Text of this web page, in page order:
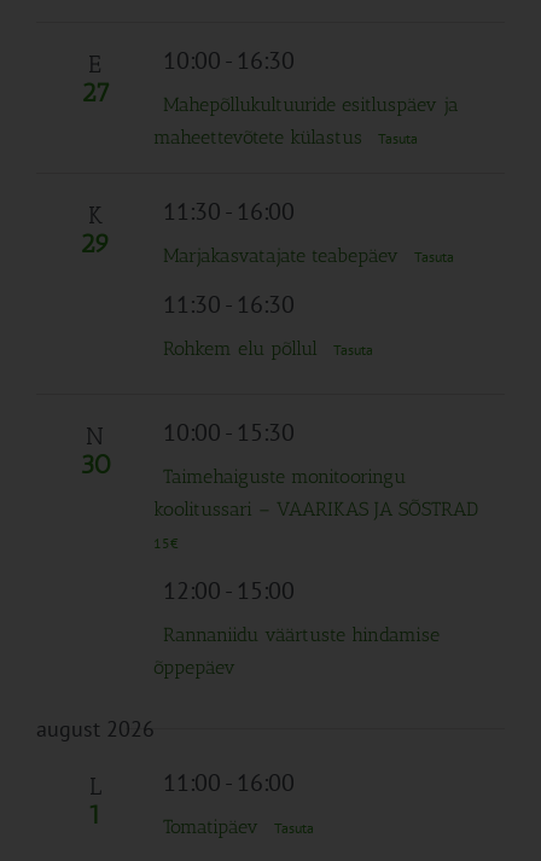
E
27
10:00- 16:30
Mahepõllukultuuride esitluspäev ja
maheettevõtete külastus
Tasuta
K
29
11:30- 16:00
Marjakasvatajate teabepäev Tasuta
11:30- 16:30
Rohkem elu põllul Tasuta
N
30
10:00- 15:30
Taimehaiguste monitooringu
koolitussari – VAARIKAS JA SÕSTRAD
15€
12:00- 15:00
Rannaniidu väärtuste hindamise
õppepäev
august 2026
L
1
11:00- 16:00
Tomatipäev Tasuta